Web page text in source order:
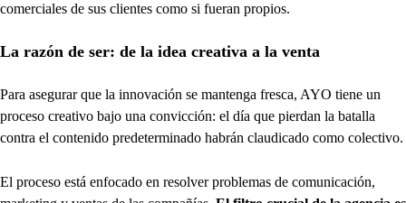
comerciales de sus clientes como si fueran propios.
La razón de ser: de la idea creativa a la venta
Para asegurar que la innovación se mantenga fresca, AYO tiene un
proceso creativo bajo una convicción: el día que pierdan la batalla
contra el contenido predeterminado habrán claudicado como colectivo.
El proceso está enfocado en resolver problemas de comunicación,